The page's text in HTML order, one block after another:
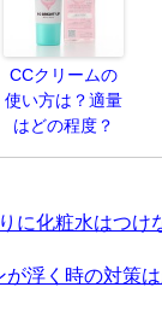
CCクリームの
使い方は？適量
はどの程度？
に化粧水はつけ
が浮く時の対策